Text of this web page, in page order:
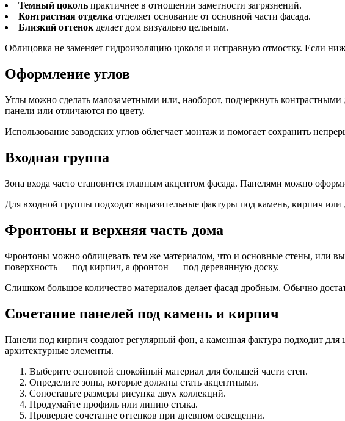
Темный цоколь практичнее в отношении заметности загрязнений.
Контрастная отделка отделяет основание от основной части фасада.
Близкий оттенок делает дом визуально цельным.
Облицовка не заменяет гидроизоляцию цоколя и исправную отмостку. Если
Оформление углов
Углы можно сделать малозаметными или, наоборот, подчеркнуть
панели или отличаются по цвету.
Использование заводских углов облегчает монтаж и помогает сохранить
Входная группа
Зона входа часто становится главным акцентом фасада. Панелями можно
Для входной группы подходят выразительные фактуры под камень, кирпич
Фронтоны и верхняя часть дома
Фронтоны можно облицевать тем же материалом, что и основные стены, или
поверхность — под кирпич, а фронтон — под деревянную доску.
Слишком большое количество материалов делает фасад дробным. Обычно
Сочетание панелей под камень и кирпич
Панели под кирпич создают регулярный фон, а каменная фактура подходит для
архитектурные элементы.
Выберите основной спокойный материал для большей части стен.
Определите зоны, которые должны стать акцентными.
Сопоставьте размеры рисунка двух коллекций.
Продумайте профиль или линию стыка.
Проверьте сочетание оттенков при дневном освещении.